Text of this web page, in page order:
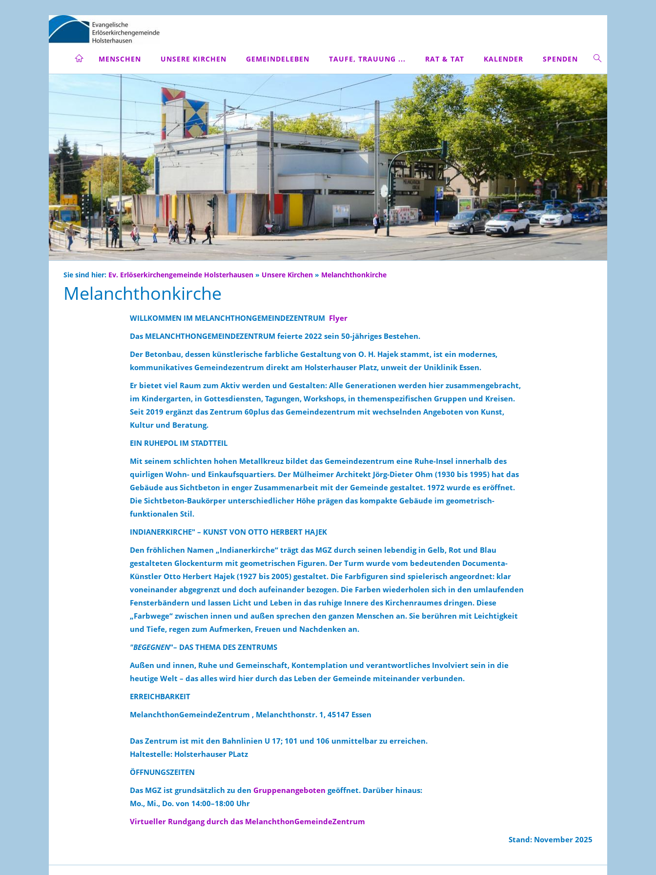
MENSCHEN UNSERE KIRCHEN GEMEINDELEBEN TAUFE, TRAUUNG ... RAT & TAT KALENDER SPENDEN
Sie sind hier: Ev. Erlöserkirchengemeinde Holsterhausen » Unsere Kirchen » Melanchthonkirche
Melanchthonkirche
WILLKOMMEN IM MELANCHTHONGEMEINDEZENTRUM Flyer
Das MELANCHTHONGEMEINDEZENTRUM feierte 2022 sein 50-jähriges Bestehen.
Der Betonbau, dessen künstlerische farbliche Gestaltung von O. H. Hajek stammt, ist ein modernes,
kommunikatives Gemeindezentrum direkt am Holsterhauser Platz, unweit der Uniklinik Essen.
Er bietet viel Raum zum Aktiv werden und Gestalten: Alle Generationen werden hier zusammengebracht,
im Kindergarten, in Gottesdiensten, Tagungen, Workshops, in themenspezifischen Gruppen und Kreisen.
Seit 2019 ergänzt das Zentrum 60plus das Gemeindezentrum mit wechselnden Angeboten von Kunst,
Kultur und Beratung.
EIN RUHEPOL IM STADTTEIL
Mit seinem schlichten hohen Metallkreuz bildet das Gemeindezentrum eine Ruhe-Insel innerhalb des
quirligen Wohn- und Einkaufsquartiers. Der Mülheimer Architekt Jörg-Dieter Ohm (1930 bis 1995) hat das
Gebäude aus Sichtbeton in enger Zusammenarbeit mit der Gemeinde gestaltet. 1972 wurde es eröffnet.
Die Sichtbeton-Baukörper unterschiedlicher Höhe prägen das kompakte Gebäude im geometrisch-
funktionalen Stil.
INDIANERKIRCHE" – KUNST VON OTTO HERBERT HAJEK
Den fröhlichen Namen „Indianerkirche“ trägt das MGZ durch seinen lebendig in Gelb, Rot und Blau
gestalteten Glockenturm mit geometrischen Figuren. Der Turm wurde vom bedeutenden Documenta-
Künstler Otto Herbert Hajek (1927 bis 2005) gestaltet. Die Farbfiguren sind spielerisch angeordnet: klar
voneinander abgegrenzt und doch aufeinander bezogen. Die Farben wiederholen sich in den umlaufenden
Fensterbändern und lassen Licht und Leben in das ruhige Innere des Kirchenraumes dringen. Diese
„Farbwege“ zwischen innen und außen sprechen den ganzen Menschen an. Sie berühren mit Leichtigkeit
und Tiefe, regen zum Aufmerken, Freuen und Nachdenken an.
"BEGEGNEN"– DAS THEMA DES ZENTRUMS
Außen und innen, Ruhe und Gemeinschaft, Kontemplation und verantwortliches Involviert sein in die
heutige Welt – das alles wird hier durch das Leben der Gemeinde miteinander verbunden.
ERREICHBARKEIT
MelanchthonGemeindeZentrum , Melanchthonstr. 1, 45147 Essen
Das Zentrum ist mit den Bahnlinien U 17; 101 und 106 unmittelbar zu erreichen.
Haltestelle: Holsterhauser PLatz
ÖFFNUNGSZEITEN
Das MGZ ist grundsätzlich zu den Gruppenangeboten geöffnet. Darüber hinaus:
Mo., Mi., Do. von 14:00–18:00 Uhr
Virtueller Rundgang durch das MelanchthonGemeindeZentrum
Stand: November 2025